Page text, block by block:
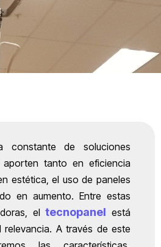
constante de soluciones
aporten tanto en eficiencia
estética, el uso de paneles
en aumento. Entre estas
el tecnopanel está
A través de este